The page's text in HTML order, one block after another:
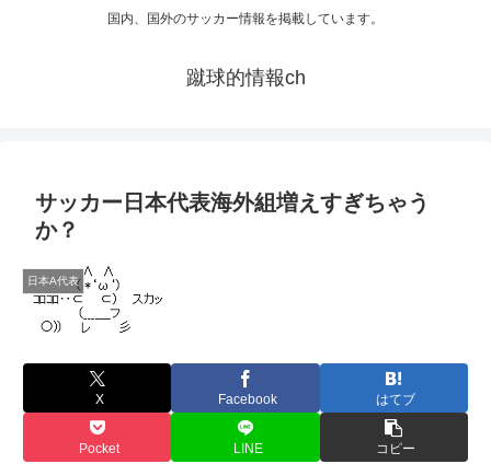
国内、国外のサッカー情報を掲載しています。
蹴球的情報ch
サッカー日本代表海外組増えすぎちゃう
か？
日本A代表
X Facebook はてブ
Pocket LINE コピー